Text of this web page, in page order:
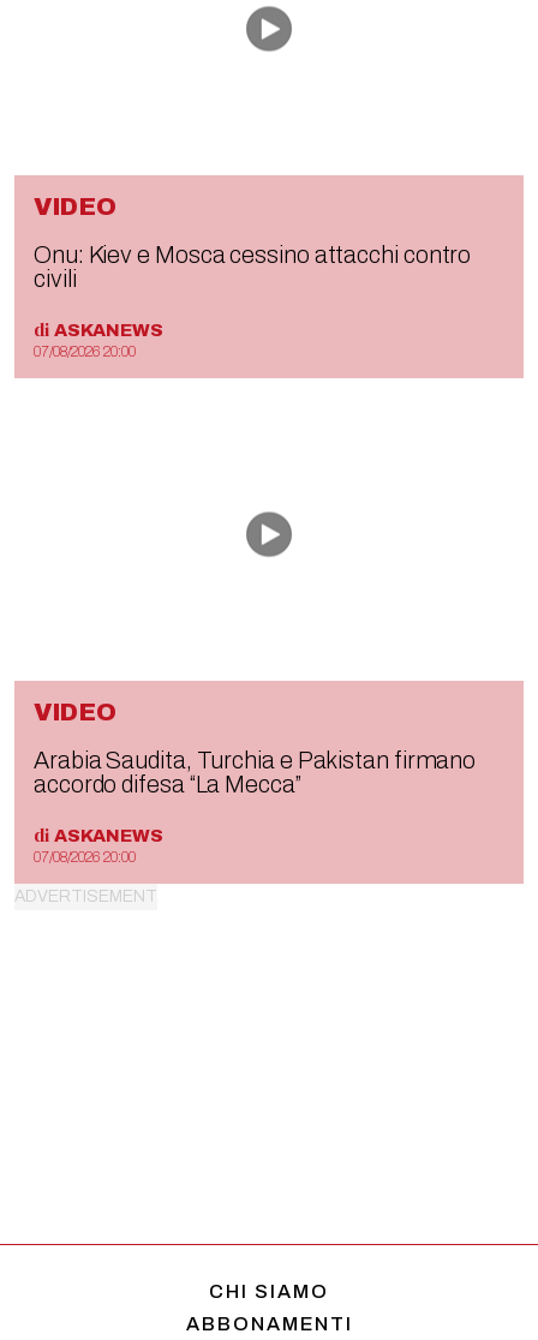
VIDEO
Onu: Kiev e Mosca cessino attacchi contro
civili
di ASKANEWS
07/08/2026 20:00
VIDEO
Arabia Saudita, Turchia e Pakistan firmano
accordo difesa “La Mecca”
di ASKANEWS
07/08/2026 20:00
CHI SIAMO
ABBONAMENTI